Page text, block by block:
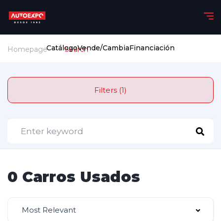
CatálogoVende/CambiaFinanciación
Homepage Search
Filters (1)
0 Carros Usados
Most Relevant